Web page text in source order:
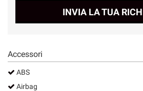
INVIA LA TUA
Accessori
ABS
Airbag